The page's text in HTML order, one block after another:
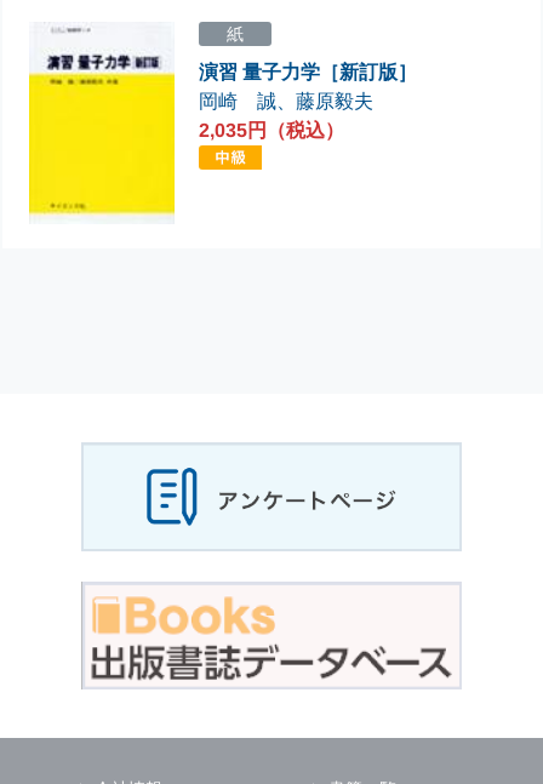
紙
演習 量子力学［新訂版］
岡崎 誠 、藤原毅夫
2,035円（税込）